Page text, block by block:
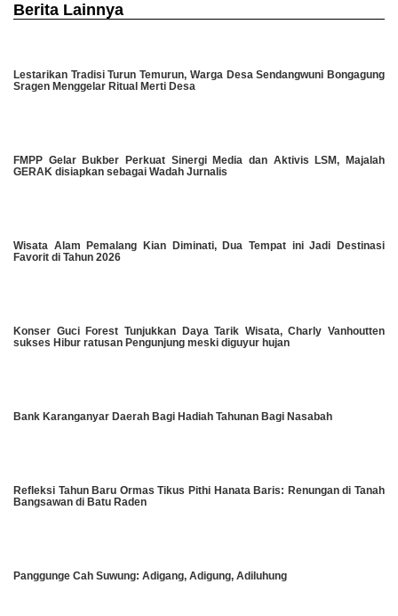
Berita Lainnya
Lestarikan Tradisi Turun Temurun, Warga Desa Sendangwuni Bongagung
Sragen Menggelar Ritual Merti Desa
FMPP Gelar Bukber Perkuat Sinergi Media dan Aktivis LSM, Majalah
GERAK disiapkan sebagai Wadah Jurnalis
Wisata Alam Pemalang Kian Diminati, Dua Tempat ini Jadi Destinasi
Favorit di Tahun 2026
Konser Guci Forest Tunjukkan Daya Tarik Wisata, Charly Vanhoutten
sukses Hibur ratusan Pengunjung meski diguyur hujan
Bank Karanganyar Daerah Bagi Hadiah Tahunan Bagi Nasabah
Refleksi Tahun Baru Ormas Tikus Pithi Hanata Baris: Renungan di Tanah
Bangsawan di Batu Raden
Panggunge Cah Suwung: Adigang, Adigung, Adiluhung